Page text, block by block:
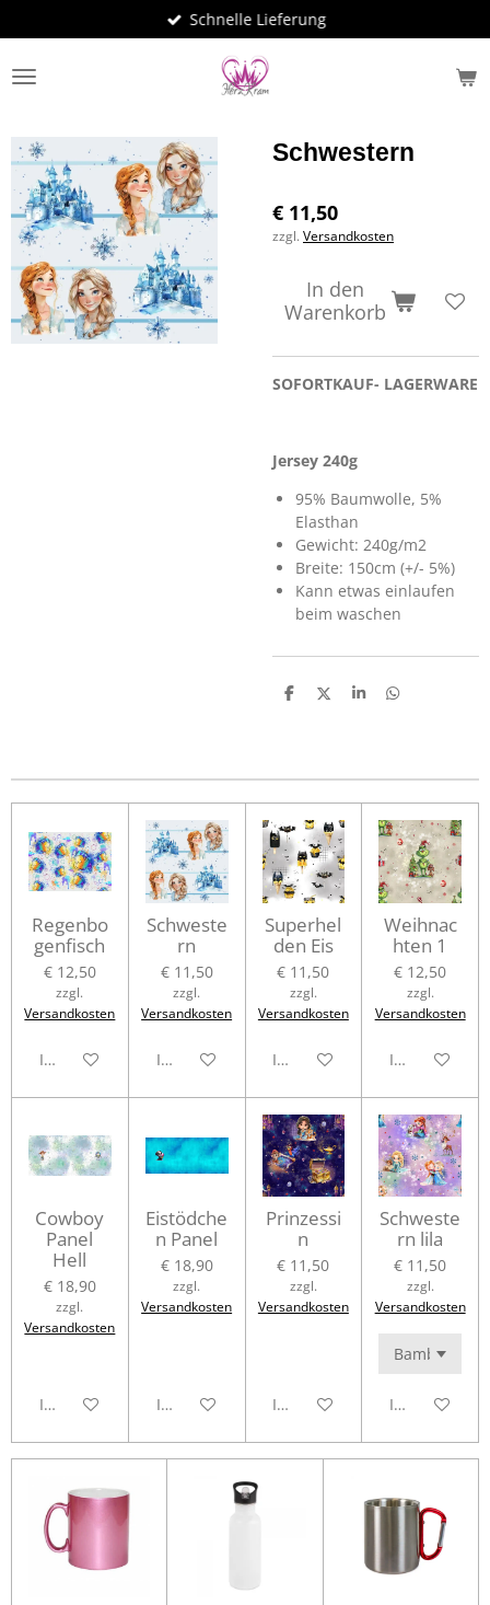
Hauptinhalt
springen
Schnelle Lieferung
Schwestern
€ 11,50
zzgl. Versandkosten
In den
Warenkorb
SOFORTKAUF- LAGERWARE
Jersey 240g
95% Baumwolle, 5%
Elasthan
Gewicht: 240g/m2
Breite: 150cm (+/- 5%)
Kann etwas einlaufen
beim waschen
T
n
T
n
T
n
T
n
Regenbo
genfisch
€ 12,50
zzgl.
Versandkosten
In den Warenkorb
Schweste
rn
€ 11,50
zzgl.
Versandkosten
In den Warenkorb
Superhel
den Eis
€ 11,50
zzgl.
Versandkosten
In den Warenkorb
Weihnac
hten 1
€ 12,50
zzgl.
Versandkosten
In den
Cowboy
Panel
Hell
€ 18,90
zzgl.
Versandkosten
In den Warenkorb
Eistödche
n Panel
€ 18,90
zzgl.
Versandkosten
In den Warenkorb
Prinzessi
n
€ 11,50
zzgl.
Versandkosten
In den Warenkorb
Schweste
rn lila
€ 11,50
zzgl.
Versandkosten
In den